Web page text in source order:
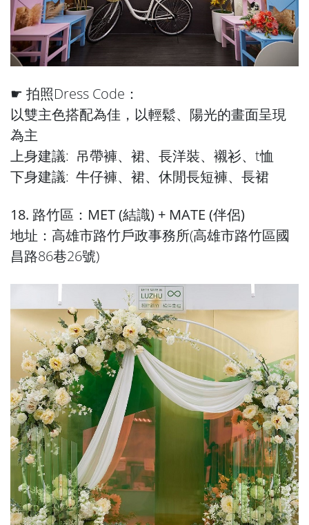
☛ 拍照Dress Code：
以雙主色搭配為佳，以輕鬆、陽光的畫面呈現
為主
上身建議: 吊帶褲、裙、長洋裝、襯衫、t恤
下身建議: 牛仔褲、裙、休閒長短褲、長裙
18. 路竹區：MET (結識) + MATE (伴侶)
地址：高雄市路竹戶政事務所(高雄市路竹區國
昌路86巷26號)